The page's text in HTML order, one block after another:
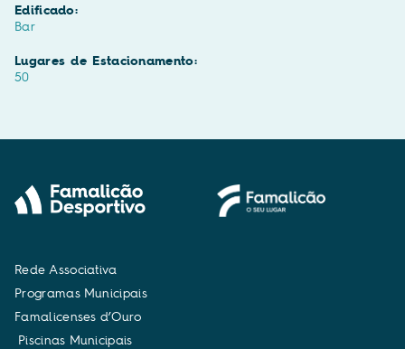
Edificado:
Bar
Lugares de Estacionamento:
50
Rede Associativa
Programas Municipais
Famalicenses d’Ouro
Piscinas Municipais